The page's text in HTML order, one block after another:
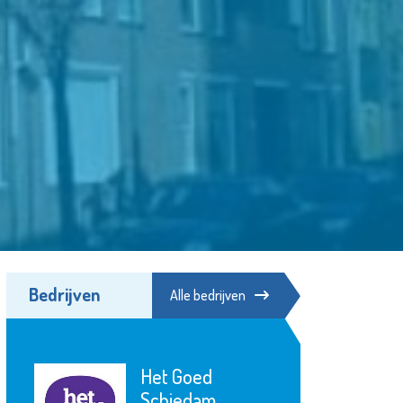
Bedrijven Alle bedrijven
Zwembad